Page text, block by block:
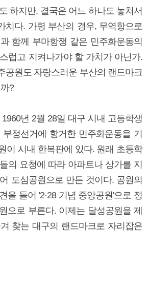
하지만, 결국은 어느 하나도 놓쳐서
치다. 가령 부산의 경우, 무역항으로
함께 부마항쟁 같은 민주화운동의
럽고 지켜나가야 할 가치가 아닌가.
공원도 자랑스러운 부산의 랜드마크
?
년 2월 28일 대구 시내 고등학생
정선거에 항거한 민주화운동을 기
이 시내 한복판에 있다. 원래 초등학
의 요청에 따라 아파트나 상가를 지
도심공원으로 만든 것이다. 공원의
을 들어 '2·28 기념 중앙공원'으로 정
으로 부른다. 이제는 달성공원을 제
찾는 대구의 랜드마크로 자리잡은